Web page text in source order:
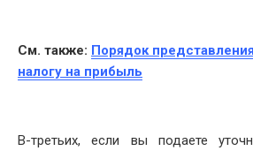
См. также: Порядок
налогу на прибыль
В-третьих, если вы подаете